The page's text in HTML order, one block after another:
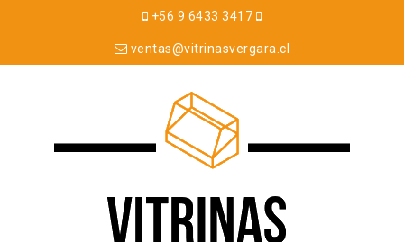
+56 9 6433 3417
ventas@vitrinasvergara.cl